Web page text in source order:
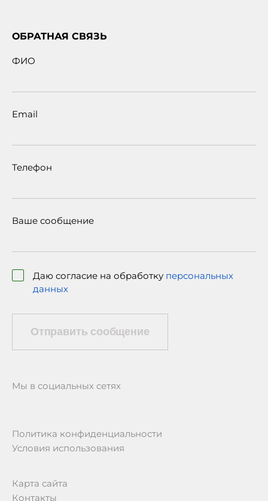
Политика конфиденциальности
Условия использования
Карта сайта
Контакты
Мы в социальных сетях
ОБРАТНАЯ СВЯЗЬ
ФИО
Email
Телефон
Ваше сообщение
Даю согласие на обработку персональных
данных
Отправить сообщение